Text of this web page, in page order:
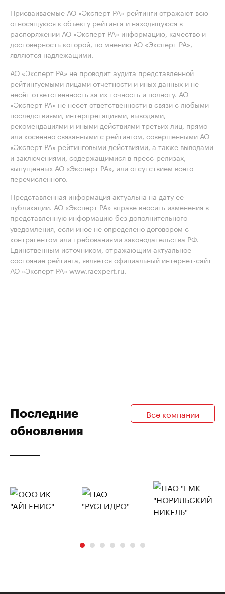
Присваиваемые АО «Эксперт РА» рейтинги отражают всю
относящуюся к объекту рейтинга и находящуюся в
распоряжении АО «Эксперт РА» информацию, качество и
достоверность которой, по мнению АО «Эксперт РА»,
являются надлежащими.
АО «Эксперт РА» не проводит аудита представленной
рейтингуемыми лицами отчётности и иных данных и не
несёт ответственность за их точность и полноту. АО
«Эксперт РА» не несет ответственности в связи с любыми
последствиями, интерпретациями, выводами,
рекомендациями и иными действиями третьих лиц, прямо
или косвенно связанными с рейтингом, совершенными АО
«Эксперт РА» рейтинговыми действиями, а также выводами
и заключениями, содержащимися в пресс-релизах,
выпущенных АО «Эксперт РА», или отсутствием всего
перечисленного.
Представленная информация актуальна на дату её
публикации. АО «Эксперт РА» вправе вносить изменения в
представленную информацию без дополнительного
уведомления, если иное не определено договором с
контрагентом или требованиями законодательства РФ.
Единственным источником, отражающим актуальное
состояние рейтинга, является официальный интернет-сайт
АО «Эксперт РА» www.raexpert.ru.
Последние
обновления
Все компании